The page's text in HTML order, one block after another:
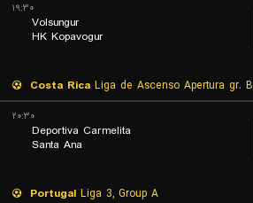
۱۹:۳۰
Volsungur
HK Kopavogur
Costa Rica Liga de Ascenso Apertura gr. B
۲۰:۳۰
Deportiva Carmelita
Santa Ana
Portugal Liga 3, Group A